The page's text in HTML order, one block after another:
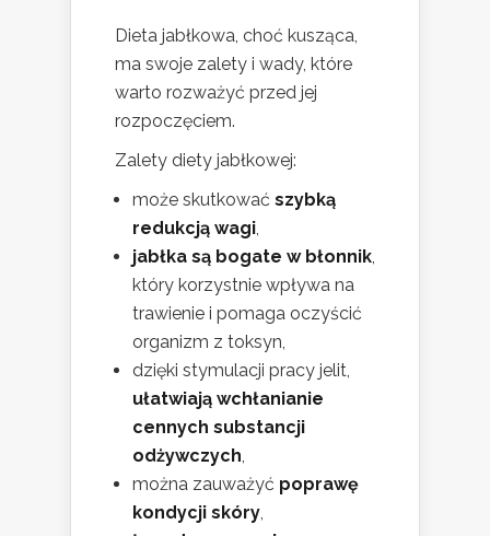
Dieta jabłkowa, choć kusząca,
ma swoje zalety i wady, które
warto rozważyć przed jej
rozpoczęciem.
Zalety diety jabłkowej:
może skutkować szybką
redukcją wagi,
jabłka są bogate w błonnik,
który korzystnie wpływa na
trawienie i pomaga oczyścić
organizm z toksyn,
dzięki stymulacji pracy jelit,
ułatwiają wchłanianie
cennych substancji
odżywczych,
można zauważyć poprawę
kondycji skóry,